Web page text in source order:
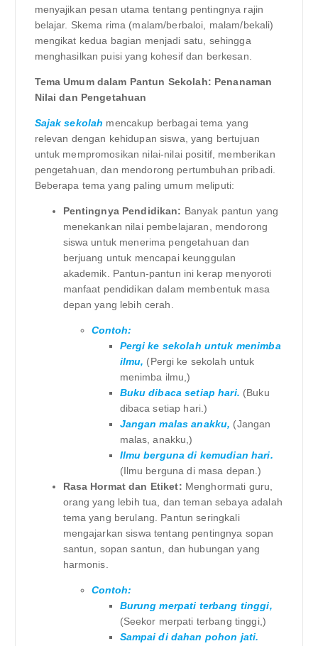
menyajikan pesan utama tentang pentingnya rajin
belajar. Skema rima (malam/berbaloi, malam/bekali)
mengikat kedua bagian menjadi satu, sehingga
menghasilkan puisi yang kohesif dan berkesan.
Tema Umum dalam Pantun Sekolah: Penanaman
Nilai dan Pengetahuan
Sajak sekolah mencakup berbagai tema yang
relevan dengan kehidupan siswa, yang bertujuan
untuk mempromosikan nilai-nilai positif, memberikan
pengetahuan, dan mendorong pertumbuhan pribadi.
Beberapa tema yang paling umum meliputi:
Pentingnya Pendidikan: Banyak pantun yang
menekankan nilai pembelajaran, mendorong
siswa untuk menerima pengetahuan dan
berjuang untuk mencapai keunggulan
akademik. Pantun-pantun ini kerap menyoroti
manfaat pendidikan dalam membentuk masa
depan yang lebih cerah.
Contoh:
Pergi ke sekolah untuk menimba
ilmu, (Pergi ke sekolah untuk
menimba ilmu,)
Buku dibaca setiap hari. (Buku
dibaca setiap hari.)
Jangan malas anakku, (Jangan
malas, anakku,)
Ilmu berguna di kemudian hari.
(Ilmu berguna di masa depan.)
Rasa Hormat dan Etiket: Menghormati guru,
orang yang lebih tua, dan teman sebaya adalah
tema yang berulang. Pantun seringkali
mengajarkan siswa tentang pentingnya sopan
santun, sopan santun, dan hubungan yang
harmonis.
Contoh:
Burung merpati terbang tinggi,
(Seekor merpati terbang tinggi,)
Sampai di dahan pohon jati.